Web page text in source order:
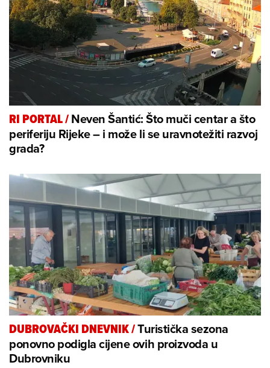
RI PORTAL/Neven Šantić: Što muči centar a što
periferiju Rijeke – i može li se uravnotežiti razvoj
grada?
DUBROVAČKI DNEVNIK/Turistička sezona
ponovno podigla cijene ovih proizvoda u
Dubrovniku